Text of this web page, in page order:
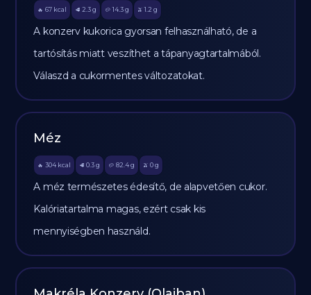
🔥 67 kcal 🥩 2.3 g 🥔 14.3g 🫒 1.2 g
A konzerv kukorica gyorsan felhasználható, de a
tartósítás miatt veszíthet a tápanyagtartalmából.
Válaszd a cukormentes változatokat.
Méz
🔥 304 kcal 🥩 0.3 g 🥔 82.4g 🫒 0 g
A méz természetes édesítő, de alapvetően cukor.
Kalóriatartalma magas, ezért csak kis
mennyiségben használd.